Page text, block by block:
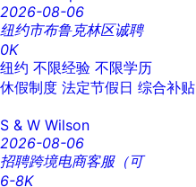
2026-08-06
纽约市布鲁克林区诚聘
0K
纽约 不限经验 不限学历
休假制度 法定节假日 综合补贴
S & W Wilson
2026-08-06
招聘跨境电商客服（可
6-8K